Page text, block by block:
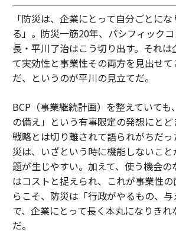
「防災は、企業にとって自分ごとに
る」。防災一筋20年、パシフィック
長・平川了治はこう切り出す。それは
て実効性と事業性その両方を見出せ
だ、というのが平川の見立てだ。
BCP（事業継続計画）を整えていても
の備え」という有事限定の発想にと
戦略とは切り離されて語られがちだ
災は、いざという時に機能しないこ
題が生じやすい。加えて、使う機会の
はコストと捉えられ、これが事業性
らこそ、防災は「行政がやるもの、与
で、企業にとって長く本丸になりき
だ。